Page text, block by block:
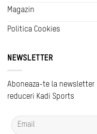
Magazin
Politica Cookies
NEWSLETTER
Aboneaza-te la
reduceri Kadi Sports